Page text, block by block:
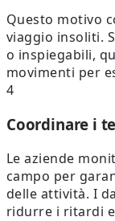
Questo motivo
viaggio insoliti.
o inspiegabili,
movimenti per
4
Coordinare i
Le aziende
campo per
delle attività. I
ridurre i ritardi